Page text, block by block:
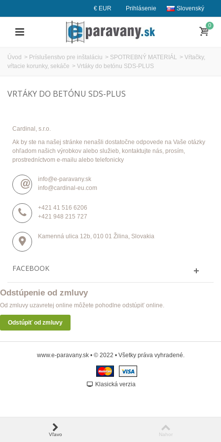
Slovenský
Prihlásenie
€ EUR
0
Úvod > Príslušenstvo pre inštaláciu > SPOTREBNÝ MATERIÁL > Vŕtačky,
vŕtacie korunky, sekáče > Vrtáky do betónu SDS-PLUS
VRTÁKY DO BETÓNU SDS-PLUS
Cardinal, s.r.o.
Ak by ste na našej stránke nenašli dostatočne odpovede na Vaše otázky
ohľadom našich výrobkov alebo služieb, kontaktujte nás, prosím,
prostredníctvom e-mailu alebo telefonicky
info@e-paravany.sk
info@cardinal-eu.com
+421 41 516 6206
+421 948 215 727
Kamenná ulica 12b, 010 01 Žilina, Slovakia
FACEBOOK
Odstúpenie od zmluvy
Od zmluvy uzavretej online môžete pohodlne odstúpiť online.
Odstúpiť od zmluvy
www.e-paravany.sk • © 2022 • Všetky práva vyhradené.
Klasická verzia
Vľavo Nahor